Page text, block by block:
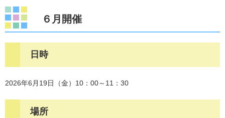
６月開催
日時
2026年6月19日（金）10：00～11：30
場所